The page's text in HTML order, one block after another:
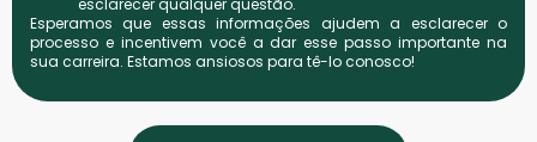
esclarecer qualquer questão.
Esperamos que essas informações ajudem a esclarecer o
processo e incentivem você a dar esse passo importante na
sua carreira. Estamos ansiosos para tê-lo conosco!